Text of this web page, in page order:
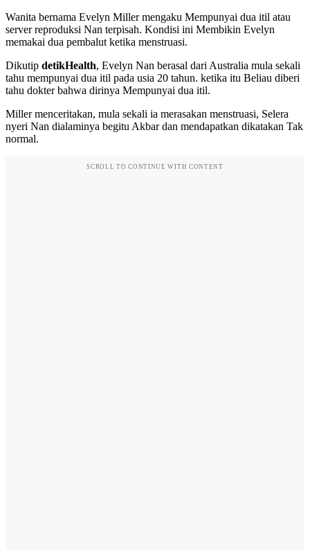
Wanita bernama Evelyn Miller mengaku Mempunyai dua itil atau
server reproduksi Nan terpisah. Kondisi ini Membikin Evelyn
memakai dua pembalut ketika menstruasi.
Dikutip detikHealth, Evelyn Nan berasal dari Australia mula sekali
tahu mempunyai dua itil pada usia 20 tahun. ketika itu Beliau diberi
tahu dokter bahwa dirinya Mempunyai dua itil.
Miller menceritakan, mula sekali ia merasakan menstruasi, Selera
nyeri Nan dialaminya begitu Akbar dan mendapatkan dikatakan Tak
normal.
SCROLL TO CONTINUE WITH CONTENT